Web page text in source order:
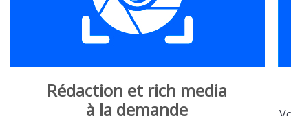
Rédaction et rich media
à la demande